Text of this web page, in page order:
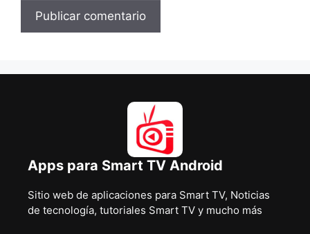
Apps para Smart TV Android
Sitio web de aplicaciones para Smart TV, Noticias
de tecnología, tutoriales Smart TV y mucho más